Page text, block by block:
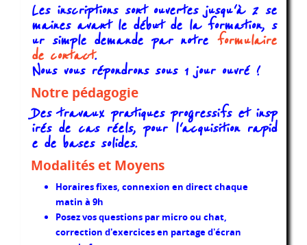
Les inscriptions sont ouvertes jusqu'à 2 se
maines avant le début de la formation, s
ur simple demande par notre formulaire
de contact.
Nous vous répondrons sous 1 jour ouvré !
Notre pédagogie
Des travaux pratiques progressifs et insp
irés de cas réels, pour l'acquisition rapid
e de bases solides.
Modalités et Moyens
Horaires fixes, connexion en direct chaque
matin à 9h
Posez vos questions par micro ou chat,
correction d'exercices en partage d'écran